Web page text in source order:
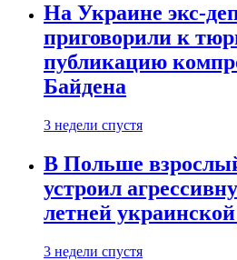
На Украине экс-
приговорили к
публикацию
Байдена
3 недели спустя
В Польше
устроил
летней
3 недели спустя